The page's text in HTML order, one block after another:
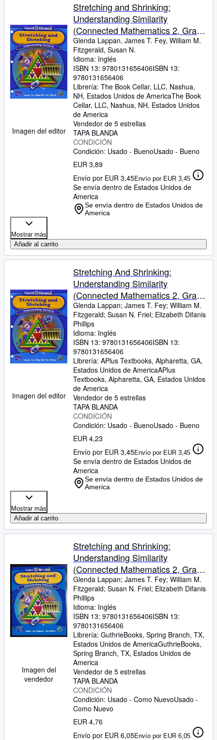
Imagen del editor
Stretching and Shrinking:
Understanding Similarity
(Connected Mathematics 2, Grade
7)
Glenda Lappan, James T. Fey, William M.
Fitzgerald, Susan N.
Idioma: Inglés
ISBN 13: 9780131656406ISBN 13:
9780131656406
Librería: The Book Cellar, LLC, Nashua,
NH, Estados Unidos de AmericaThe Book
Cellar, LLC, Nashua, NH, Estados Unidos
de America
Vendedor de 5 estrellas
TAPA BLANDA
CONDICIÓN
Condición: Usado - BuenoUsado - Bueno
EUR 3,89
Envío por EUR 3,45Envío por EUR 3,45
Se envía dentro de Estados Unidos de
America
Se envía dentro de Estados Unidos de
America
Mostrar más
Añadir al carrito
Imagen del editor
Stretching And Shrinking:
Understanding Similarity
(Connected Mathematics 2, Grade
7) ; 9780131656406 ; 0131656406
Glenda Lappan; James T. Fey; William M.
Fitzgerald; Susan N. Friel; Elizabeth Difanis
Phillips
Idioma: Inglés
ISBN 13: 9780131656406ISBN 13:
9780131656406
Librería: APlus Textbooks, Alpharetta, GA,
Estados Unidos de AmericaAPlus
Textbooks, Alpharetta, GA, Estados Unidos
de America
Vendedor de 5 estrellas
TAPA BLANDA
CONDICIÓN
Condición: Usado - BuenoUsado - Bueno
EUR 4,23
Envío por EUR 3,45Envío por EUR 3,45
Se envía dentro de Estados Unidos de
America
Se envía dentro de Estados Unidos de
America
Mostrar más
Añadir al carrito
Imagen del
vendedor
Stretching and Shrinking:
Understanding Similarity
(Connected Mathematics 2, Grade
7)
Glenda Lappan; James T. Fey; William M.
Fitzgerald; Susan N. Friel; Elizabeth Difanis
Phillips
Idioma: Inglés
ISBN 13: 9780131656406ISBN 13:
9780131656406
Librería: GuthrieBooks, Spring Branch, TX,
Estados Unidos de AmericaGuthrieBooks,
Spring Branch, TX, Estados Unidos de
America
Vendedor de 5 estrellas
TAPA BLANDA
CONDICIÓN
Condición: Usado - Como NuevoUsado -
Como Nuevo
EUR 4,76
Envío por EUR 6,05Envío por EUR 6,05